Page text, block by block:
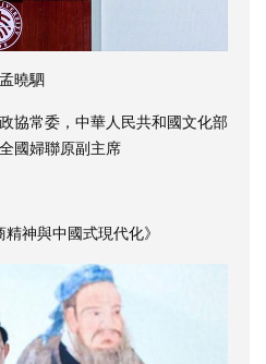
孟曉駟
協常委，中華人民共和國文化部
國婦聯原副主席
神與中國式現代化》